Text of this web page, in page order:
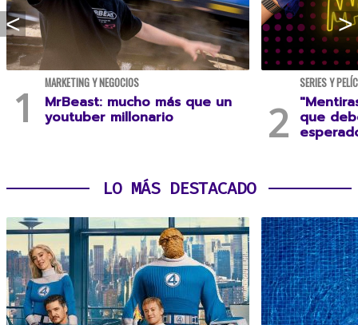
MARKETING Y NEGOCIOS
MrBeast: mucho más que un
youtuber millonario
SERIES Y
que
LO MÁS DESTACADO